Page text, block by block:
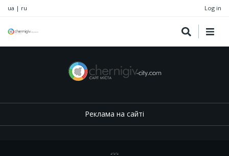
ua | ru Log in
Реклама на сайті
.,.,.